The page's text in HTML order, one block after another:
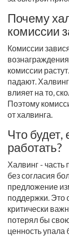
Почему
комиссии
Комиссии
комиссии
падают.
влияет на то,
Поэтому
от халвинга.
Что будет,
работать?
Халвинг - часть
без согласия
предложение
поддержки. Это
критически
потерял бы
ценность упала